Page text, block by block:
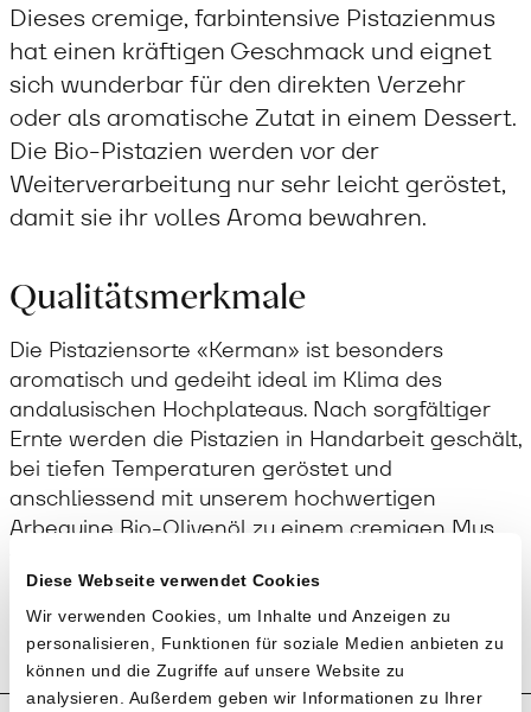
Diese Webseite verwendet Cookies
Wir verwenden Cookies, um Inhalte und Anzeigen zu
personalisieren, Funktionen für soziale Medien anbieten zu
können und die Zugriffe auf unsere Website zu
analysieren. Außerdem geben wir Informationen zu Ihrer
Dieses cremige, farbintensive Pistazienmus
hat einen kräftigen Geschmack und eignet
sich wunderbar für den direkten Verzehr
oder als aromatische Zutat in einem Dessert.
Die Bio-Pistazien werden vor der
Weiterverarbeitung nur sehr leicht geröstet,
damit sie ihr volles Aroma bewahren.
Qualitätsmerkmale
Die Pistaziensorte «Kerman» ist besonders
aromatisch und gedeiht ideal im Klima des
andalusischen Hochplateaus. Nach sorgfältiger
Ernte werden die Pistazien in Handarbeit geschält,
bei tiefen Temperaturen geröstet und
anschliessend mit unserem hochwertigen
Arbequine Bio-Olivenöl zu einem cremigen Mus
intensiven Geschmack und höchste
Nährstoffqualität – ohne Zusätze, ganz natürlich.